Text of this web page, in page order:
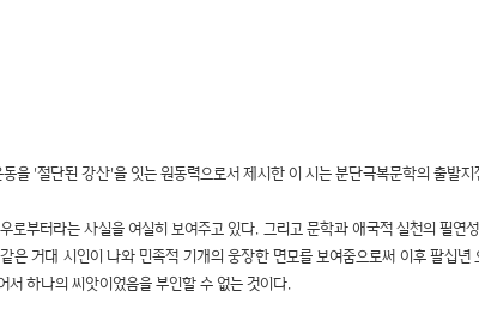
을 '절단된 강산'을 잇는 원동력으로서 제시한 이 시는 분단극복문학의 출발
로부터라는 사실을 여실히 보여주고 있다. 그리고 문학과 애국적 실천의 필
은 거대 시인이 나와 민족적 기개의 웅장한 면모를 보여줌으로써 이후 팔십
서 하나의 씨앗이었음을 부인할 수 없는 것이다.